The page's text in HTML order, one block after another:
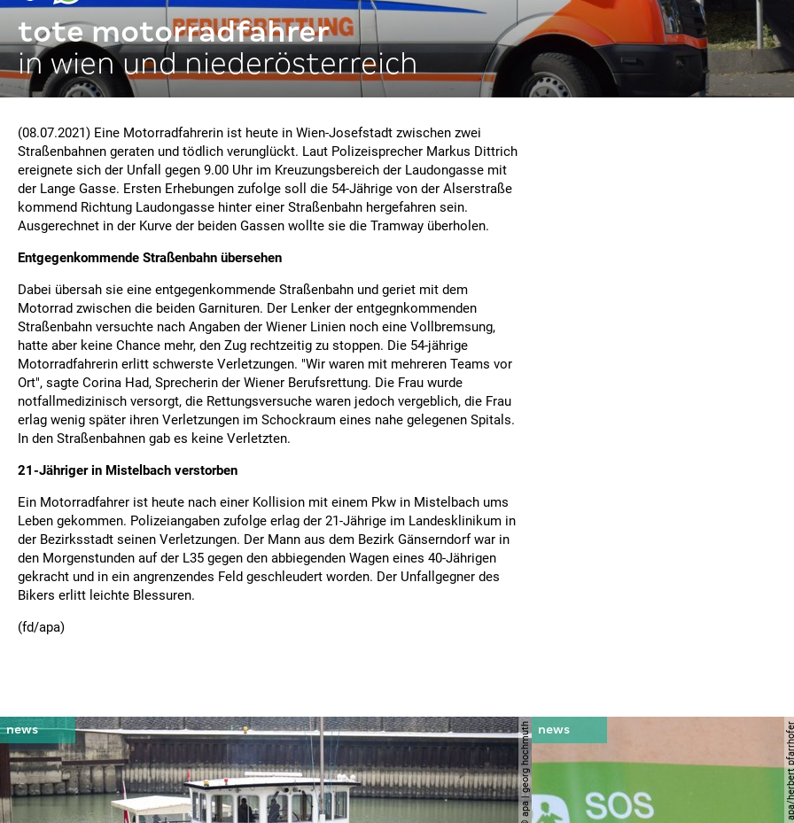
tote motorradfahrer
in wien und niederösterreich
(08.07.2021) Eine Motorradfahrerin ist heute in Wien-Josefstadt zwischen zwei
Straßenbahnen geraten und tödlich verunglückt. Laut Polizeisprecher Markus Dittrich
ereignete sich der Unfall gegen 9.00 Uhr im Kreuzungsbereich der Laudongasse mit
der Lange Gasse. Ersten Erhebungen zufolge soll die 54-Jährige von der Alserstraße
kommend Richtung Laudongasse hinter einer Straßenbahn hergefahren sein.
Ausgerechnet in der Kurve der beiden Gassen wollte sie die Tramway überholen.
Entgegenkommende Straßenbahn übersehen
Dabei übersah sie eine entgegenkommende Straßenbahn und geriet mit dem
Motorrad zwischen die beiden Garnituren. Der Lenker der entgegnkommenden
Straßenbahn versuchte nach Angaben der Wiener Linien noch eine Vollbremsung,
hatte aber keine Chance mehr, den Zug rechtzeitig zu stoppen. Die 54-jährige
Motorradfahrerin erlitt schwerste Verletzungen. "Wir waren mit mehreren Teams vor
Ort", sagte Corina Had, Sprecherin der Wiener Berufsrettung. Die Frau wurde
notfallmedizinisch versorgt, die Rettungsversuche waren jedoch vergeblich, die Frau
erlag wenig später ihren Verletzungen im Schockraum eines nahe gelegenen Spitals.
In den Straßenbahnen gab es keine Verletzten.
21-Jähriger in Mistelbach verstorben
Ein Motorradfahrer ist heute nach einer Kollision mit einem Pkw in Mistelbach ums
Leben gekommen. Polizeiangaben zufolge erlag der 21-Jährige im Landesklinikum in
der Bezirksstadt seinen Verletzungen. Der Mann aus dem Bezirk Gänserndorf war in
den Morgenstunden auf der L35 gegen den abbiegenden Wagen eines 40-Jährigen
gekracht und in ein angrenzendes Feld geschleudert worden. Der Unfallgegner des
Bikers erlitt leichte Blessuren.
(fd/apa)
© apa | georg hochmuth © apa/